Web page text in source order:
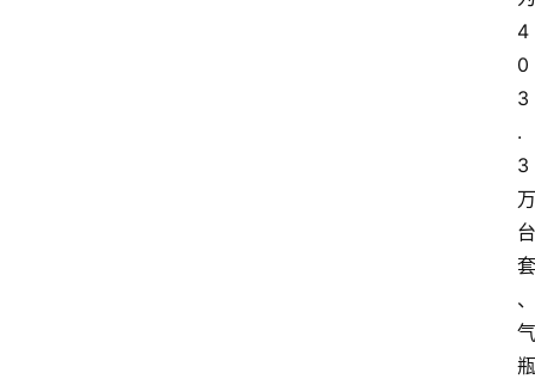
4
0
3
.
3
万
台
套
、
气
瓶